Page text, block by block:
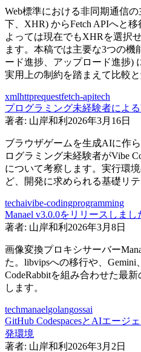
Web標準における非同期通信の
下、XHR) からFetch APIへと
よっては現在でもXHRを選択
ます。本稿では主要な3つの機
ード進捗、アップロード進捗)
実用上の制約を踏まえて比較と
xmlhttprequestfetch-apitech
プログラミング未経験者によ
著者: 山岸和利 2026年3月16日
ブラウザゲームを生成AIに作
ログラミング未経験者がVibe
について考察します。実行環
ど、開発に求められる基礎リ
techaivibe-codingprogramming
Manael v3.0.0をリリースしまし
著者: 山岸和利 2026年3月8日
画像変換プロキシサーバー
た。libvipsへの移行や、Gemini
CodeRabbitを組み合わせた最
します。
techmanaelgolangossai
GitHub CodespacesとAIエージ
発環境
著者: 山岸和利 2026年3月2日